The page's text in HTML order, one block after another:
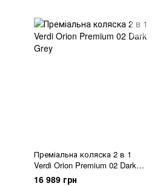
Преміальна коляска 2 в 1
Verdi Orion Premium 02 Dark
Grey
16 989 грн